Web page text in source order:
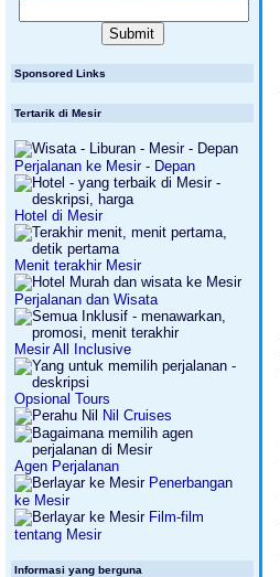
Sponsored Links
Tertarik di Mesir
Perjalanan ke Mesir - Depan
Hotel di Mesir
Menit terakhir Mesir
Perjalanan dan Wisata
Mesir All Inclusive
Opsional Tours
Nil Cruises
Agen Perjalanan
Penerbangan
ke Mesir
Film-film
tentang Mesir
Informasi yang berguna